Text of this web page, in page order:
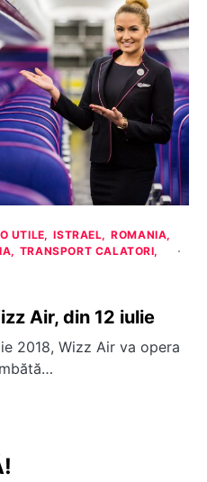
UTILE ISTRAEL
ROMANIA
TRANSPORT CALATORI
Air, din 12 iulie
2018, Wizz Air va opera